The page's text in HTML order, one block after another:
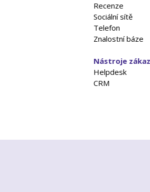
Recenze
Sociální sítě
Telefon
Znalostní báze
Nástroje
Helpdesk
CRM